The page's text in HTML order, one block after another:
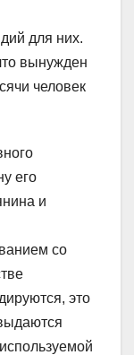
для них.
вынужден
человек
его
и
со
это